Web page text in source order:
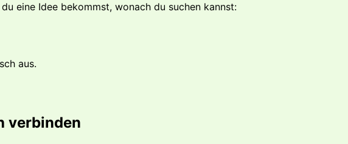
eine Idee bekommst, wonach du suchen kannst:
aus.
verbinden